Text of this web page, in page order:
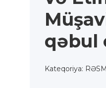
qəbul
Kateqoriya: